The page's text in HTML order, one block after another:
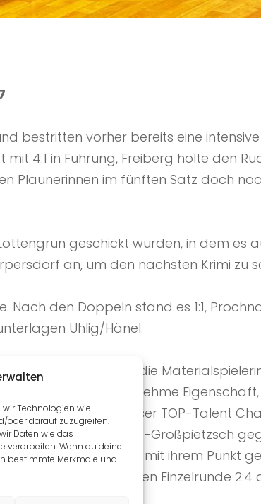
Technologien wie
oder darauf zuzugreifen.
Daten wie das
verarbeiten. Wenn du deine
bestimmte Merkmale und
bestritten vorher bereits eine
4:1 in Führung, Freiberg holte den
Plaunerinnen im fünften Satz doch
geschickt wurden, in dem es
an, um den nächsten Krimi zu
Nach den Doppeln stand es 1:1,
Uhlig/Hänel.
sehr schwer gegen die
hat die unangenehme
zu viel für unser TOP-Talent
unterlag Licht-Großpietzsch
erste Einzelrunde mit ihrem Punkt
es nach der ersten Einzelrunde 2:4